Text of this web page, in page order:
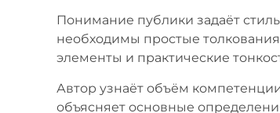
Понимание публики задаёт
необходимы простые
элементы и практические
Автор узнаёт объём
объясняет основные